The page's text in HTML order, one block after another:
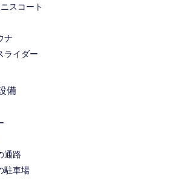
スコート
ナ
ライダー
備
通路
駐車場